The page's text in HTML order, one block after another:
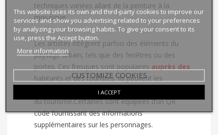
techniques variées allant de la peinture à la
mosaïque.
Les artistes intègrent parfois des éléments du
paysage urbain, tels que des fenêtres ou des
portes. Ces fresques sont populaires auprès des
habitants et des touristes. Ils peuvent les
découvrir grâce à une carte
du tourisme.Certaines sont équipées d’un QR
code fournissant des informations
supplémentaires sur les personnages.
This website uses its own and third-party cookies to improve our
services and show you advertising related to your preferences
by analyzing your browsing habits. To give your consent to its
use, press the Accept button.
More information
CUSTOMIZE COOKIES
I ACCEPT